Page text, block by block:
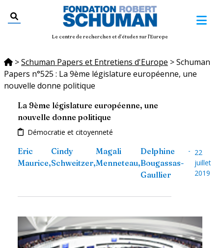
Le centre de recherches et d'études sur l'Europe
>Schuman Papers et Entretiens d'Europe >Schuman
Papers n°525 : La 9ème législature européenne, une
nouvelle donne politique
La 9ème législature européenne, une
nouvelle donne politique
Démocratie et citoyenneté
Eric
Maurice,
Cindy
Schweitzer,
Magali
Menneteau,
Delphine
Bougassas-
Gaullier
- 22
juillet
2019